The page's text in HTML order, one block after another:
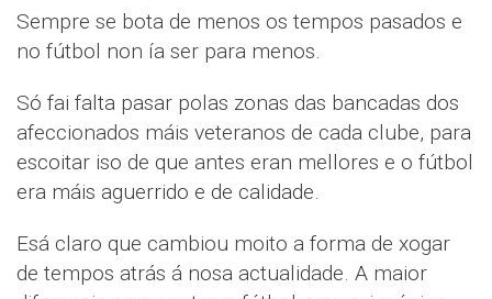
Sempre se bota de menos os tempos pasados e
no fútbol non ía ser para menos.
Só fai falta pasar polas zonas das bancadas dos
afeccionados máis veteranos de cada clube, para
escoitar iso de que antes eran mellores e o fútbol
era máis aguerrido e de calidade.
Esá claro que cambiou moito a forma de xogar
de tempos atrás á nosa actualidade. A maior